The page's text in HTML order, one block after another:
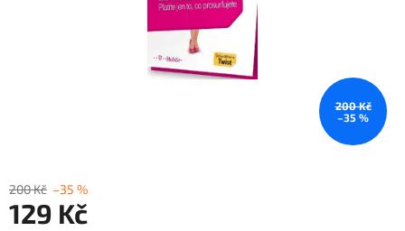
200 Kč
–35 %
200 Kč –35 %
129 Kč